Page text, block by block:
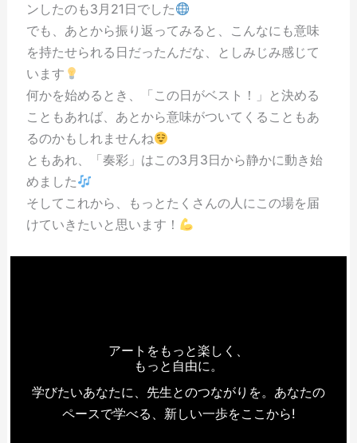
ンしたのも3月21日でした
でも、あとから振り返ってみると、こんなにも意味
を持たせられる日だったんだな、としみじみ感じて
います
何かを始めるとき、「この日がベスト！」と決める
こともあれば、あとから意味がついてくることもあ
るのかもしれませんね
ともあれ、「奏彩」はこの3月3日から静かに動き始
めました
そしてこれから、もっとたくさんの人にこの場を届
けていきたいと思います！
アートをもっと楽しく、
もっと自由に。
学びたいあなたに、先生とのつながりを。あなたの
ペースで学べる、新しい一歩をここから!